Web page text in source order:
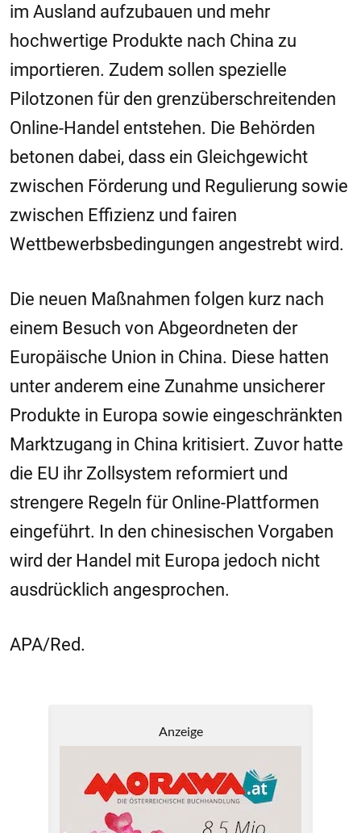
im Ausland aufzubauen und mehr
hochwertige Produkte nach China zu
importieren. Zudem sollen spezielle
Pilotzonen für den grenzüberschreitenden
Online-Handel entstehen. Die Behörden
betonen dabei, dass ein Gleichgewicht
zwischen Förderung und Regulierung sowie
zwischen Effizienz und fairen
Wettbewerbsbedingungen angestrebt wird.
Die neuen Maßnahmen folgen kurz nach
einem Besuch von Abgeordneten der
Europäische Union in China. Diese hatten
unter anderem eine Zunahme unsicherer
Produkte in Europa sowie eingeschränkten
Marktzugang in China kritisiert. Zuvor hatte
die EU ihr Zollsystem reformiert und
strengere Regeln für Online-Plattformen
eingeführt. In den chinesischen Vorgaben
wird der Handel mit Europa jedoch nicht
ausdrücklich angesprochen.
APA/Red.
Anzeige